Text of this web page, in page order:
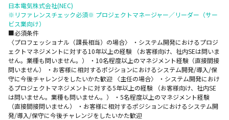
日本電気株式会社(NEC)
※リファレンスチェック必須※ プロジェクトマネージャー／リーダー（サー
ビス業向け）
■必須条件
〈プロフェッショナル（課長相当）の場合〉 ・システム開発におけるプロジ
ェクトマネジメントに対する10年以上の経験 （お客様向け、社内SEは問いま
せん。業種も問いません。） ・10名程度以上のマネジメント経験（直接間接
問いません） ・お客様に相対するポジションにおけるシステム開発/導入/保
守に今後チャレンジをしたいかた歓迎 〈主任の場合〉 ・システム開発におけ
るプロジェクトマネジメントに対する5年以上の経験 （お客様向け、社内SE
は問いません。業種も問いません。） ・5名程度以上のマネジメント経験
（直接間接問いません） ・お客様に相対するポジションにおけるシステム開
発/導入/保守に今後チャレンジをしたいかた歓迎